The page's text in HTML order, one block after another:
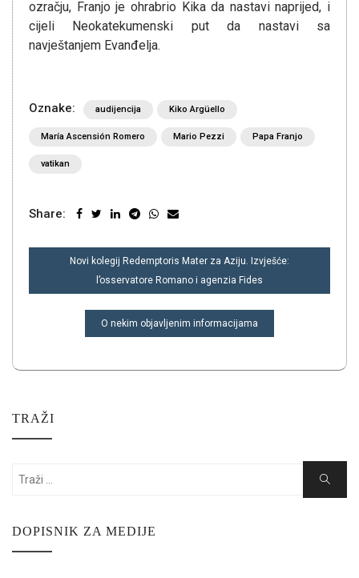
ozračju, Franjo je ohrabrio Kika da nastavi naprijed, i
cijeli Neokatekumenski put da nastavi sa
navještanjem Evanđelja.
Oznake: audijencija Kiko Argüello
María Ascensión Romero Mario Pezzi Papa Franjo
vatikan
Share:
NAVIGACIJA
OBJAVA
Novi kolegij Redemptoris Mater za Aziju. Izvješće:
l’osservatore Romano i agenzia Fides
O nekim objavljenim informacijama
TRAŽI
Search
Search
DOPISNIK ZA MEDIJE